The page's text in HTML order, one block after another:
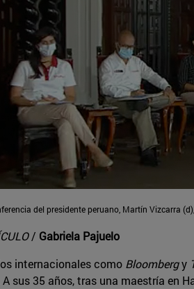
del presidente peruano, Martín Vizcarra
/ Gabriela Pajuelo
internacionales como Bloombergy
A sus 35 años, tras una maestría en